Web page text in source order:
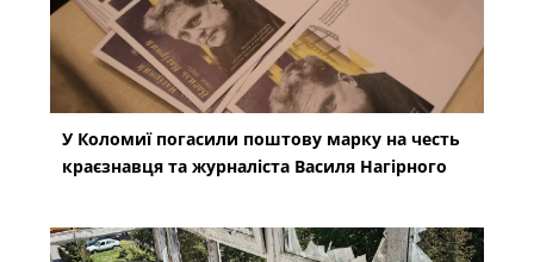
У Коломиї погасили поштову марку на честь
краєзнавця та журналіста Василя Нагірного